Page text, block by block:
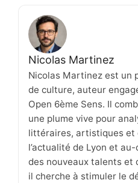
Nicolas Martinez
Nicolas Martinez est un
de culture, auteur
Open 6ème Sens. Il
une plume vive pour
littéraires, artistiques et
l’actualité de Lyon et
des nouveaux talents et
il cherche à stimuler le